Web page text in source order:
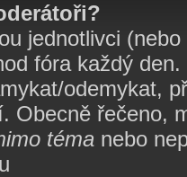
jednotlivci
fóra každý
odemykat,
Obecně řečeno,
téma nebo